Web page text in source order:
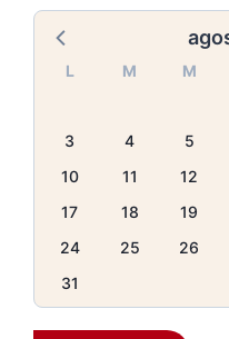
L M M
3
4 5
10
11 12
17
18 19
24
25 26
31